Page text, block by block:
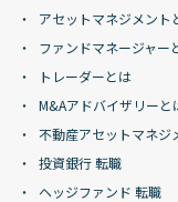
アセットマネジメント
ファンドマネージャー
トレーダーとは
M&Aアドバイザリーと
不動産アセットマネジ
投資銀行 転職
ヘッジファンド 転職